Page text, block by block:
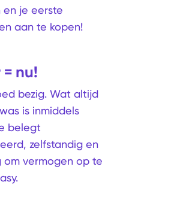
en je eerste
aan te kopen!
nu!
bezig. Wat altijd
is inmiddels
belegt
zelfstandig en
om vermogen op te